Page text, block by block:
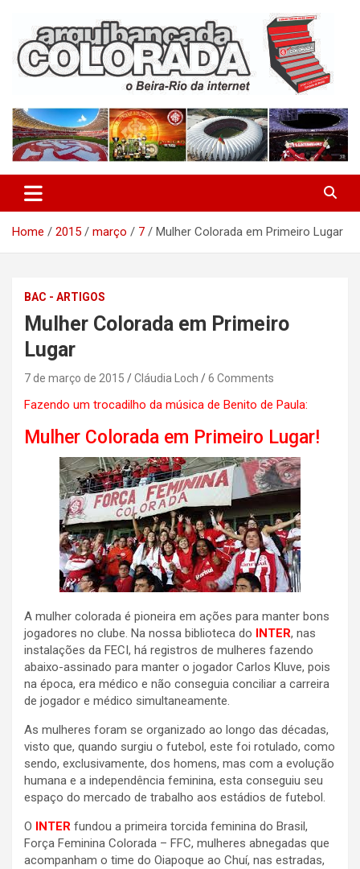
content
Arquibancada Colorada
Home 2015 março 7 Mulher Colorada em Primeiro Lugar
BAC - ARTIGOS
Mulher Colorada em Primeiro
Lugar
7 de março de 2015 Cláudia Loch 6 Comments
Fazendo um trocadilho da música de Benito de Paula:
Mulher Colorada em Primeiro Lugar!
A mulher colorada é pioneira em ações para manter bons
jogadores no clube. Na nossa biblioteca do INTER, nas
instalações da FECI, há registros de mulheres fazendo
abaixo-assinado para manter o jogador Carlos Kluve, pois
na época, era médico e não conseguia conciliar a carreira
de jogador e médico simultaneamente.
As mulheres foram se organizado ao longo das décadas,
visto que, quando surgiu o futebol, este foi rotulado, como
sendo, exclusivamente, dos homens, mas com a evolução
humana e a independência feminina, esta conseguiu seu
espaço do mercado de trabalho aos estádios de futebol.
O INTER fundou a primeira torcida feminina do Brasil,
Força Feminina Colorada – FFC, mulheres abnegadas que
acompanham o time do Oiapoque ao Chuí, nas estradas,